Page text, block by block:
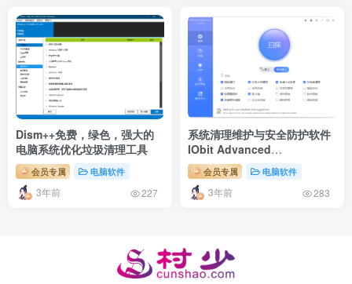
Dism++免费，绿色，强大的
电脑系统优化垃圾清理工具
会员专属 电脑软件
3年前 227
系统清理维护与安全防护软件
IObit Advanced
SystemCare
会员专属 电脑软件
3年前 283